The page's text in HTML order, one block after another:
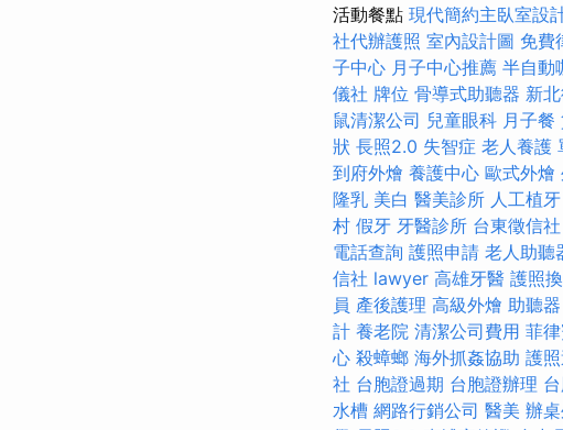
活動餐點 現代簡約主臥室設
社代辦護照 室內設計圖 免費
子中心 月子中心推薦 半自動
儀社 牌位 骨導式助聽器 新
鼠清潔公司 兒童眼科 月子餐
狀 長照2.0 失智症 老人養護
到府外燴 養護中心 歐式外燴
隆乳 美白 醫美診所 人工植牙
村 假牙 牙醫診所 台東徵信社
電話查詢 護照申請 老人助聽
信社 lawyer 高雄牙醫 護照
員 產後護理 高級外燴 助聽器
計 養老院 清潔公司費用 菲
心 殺蟑螂 海外抓姦協助 護
社 台胞證過期 台胞證辦理
水槽 網路行銷公司 醫美 辦